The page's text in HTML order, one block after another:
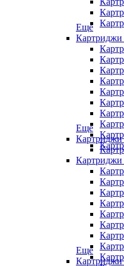
Еще
Картриджи
Еще
Картриджи
Картриджи
Еще